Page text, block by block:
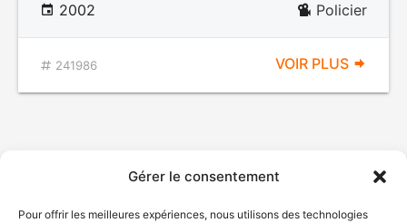
Gérer le consentement
Pour offrir les meilleures expériences, nous utilisons des technologies
2002 Policier
241986 VOIR PLUS